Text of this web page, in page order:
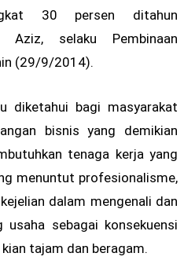
30 persen ditahun
Aziz, selaku Pembinaan
(29/9/2014).
diketahui bagi masyarakat
bisnis yang demikian
tenaga kerja yang
menuntut profesionalisme,
dalam mengenali dan
usaha sebagai konsekuensi
tajam dan beragam.